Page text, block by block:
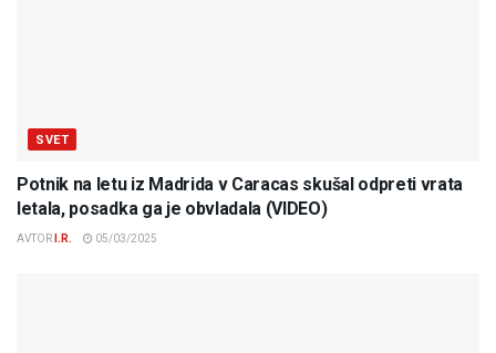
SVET
Potnik na letu iz Madrida v Caracas skušal odpreti vrata
letala, posadka ga je obvladala (VIDEO)
AVTOR I.R. 05/03/2025